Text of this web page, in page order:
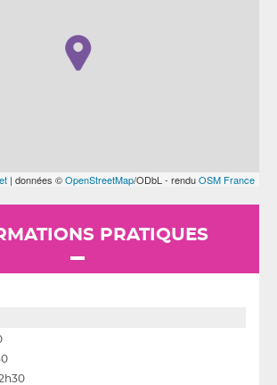
| données ©OpenStreetMap/ODbL - renduOSM France
PRATIQUES